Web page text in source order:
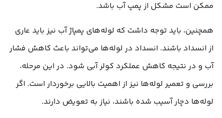
ممکن است مشکل از پمپ آب باشد.
همچنین، باید توجه داشت که لوله‌های پمپاژ آب نیز باید عاری
از انسداد باشند. انسداد در لوله‌ها می‌تواند باعث کاهش فشار
آب و در نتیجه کاهش عملکرد کولر آبی شود. در این مرحله،
بررسی و تعمیر لوله‌ها نیز از اهمیت بالایی برخوردار است. اگر
لوله‌ها دچار آسیب شده باشند، نیاز به تعویض دارند.